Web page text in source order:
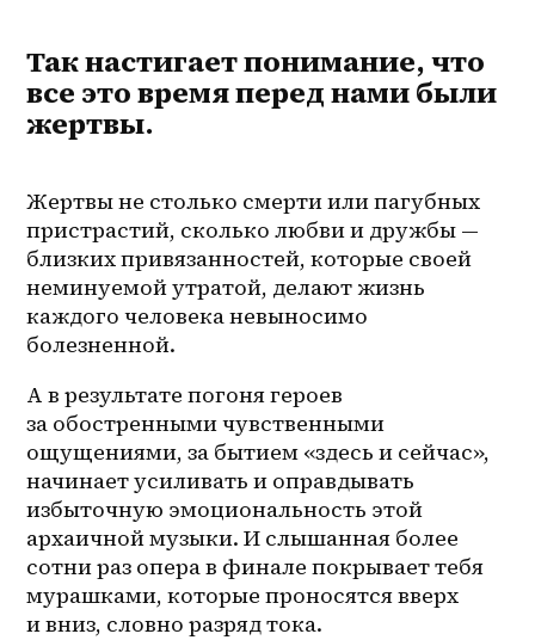
Так настигает понимание, что
все это время перед нами были
жертвы.
Жертвы не столько смерти или пагубных
пристрастий, сколько любви и дружбы —
близких привязанностей, которые своей
неминуемой утратой, делают жизнь
каждого человека невыносимо
болезненной.
А в результате погоня героев
за обостренными чувственными
ощущениями, за бытием «здесь и сейчас»,
начинает усиливать и оправдывать
избыточную эмоциональность этой
архаичной музыки. И слышанная более
сотни раз опера в финале покрывает тебя
мурашками, которые проносятся вверх
и вниз, словно разряд тока.